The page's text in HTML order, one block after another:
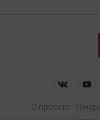
О проекте